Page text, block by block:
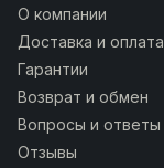
О компании
Доставка и оплата
Гарантии
Возврат и обмен
Вопросы и ответы
Отзывы